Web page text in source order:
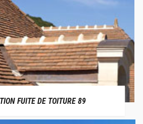
FUITE DE TOITURE 89